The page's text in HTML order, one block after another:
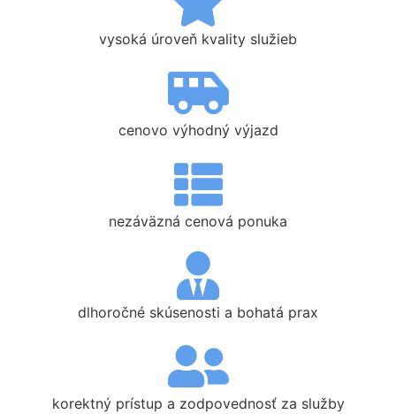
vysoká úroveň kvality služieb
cenovo výhodný výjazd
nezáväzná cenová ponuka
dlhoročné skúsenosti a bohatá prax
korektný prístup a zodpovednosť za služby